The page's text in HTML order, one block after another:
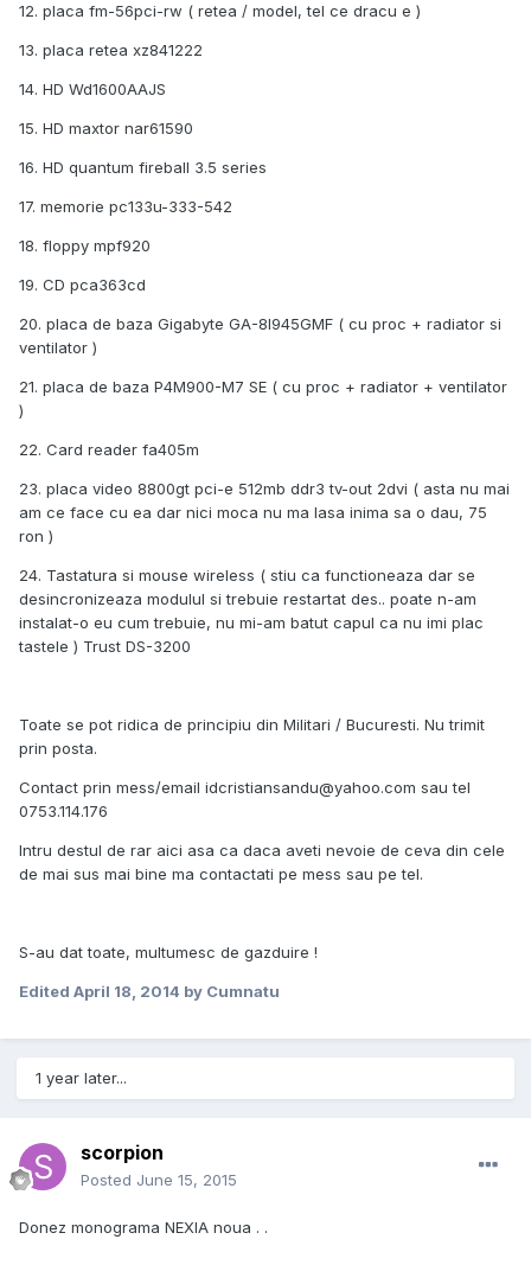
12. placa fm-56pci-rw ( retea / model, tel ce dracu e )
13. placa retea xz841222
14. HD Wd1600AAJS
15. HD maxtor nar61590
16. HD quantum fireball 3.5 series
17. memorie pc133u-333-542
18. floppy mpf920
19. CD pca363cd
20. placa de baza Gigabyte GA-8I945GMF ( cu proc + radiator si
ventilator )
21. placa de baza P4M900-M7 SE ( cu proc + radiator + ventilator
)
22. Card reader fa405m
23. placa video 8800gt pci-e 512mb ddr3 tv-out 2dvi ( asta nu mai
am ce face cu ea dar nici moca nu ma lasa inima sa o dau, 75
ron )
24. Tastatura si mouse wireless ( stiu ca functioneaza dar se
desincronizeaza modulul si trebuie restartat des.. poate n-am
instalat-o eu cum trebuie, nu mi-am batut capul ca nu imi plac
tastele ) Trust DS-3200
Toate se pot ridica de principiu din Militari / Bucuresti. Nu trimit
prin posta.
Contact prin mess/email idcristiansandu@yahoo.com sau tel
0753.114.176
Intru destul de rar aici asa ca daca aveti nevoie de ceva din cele
de mai sus mai bine ma contactati pe mess sau pe tel.
S-au dat toate, multumesc de gazduire !
Edited April 18, 2014 by Cumnatu
1 year later...
scorpion
Posted June 15, 2015
Donez monograma NEXIA noua . .